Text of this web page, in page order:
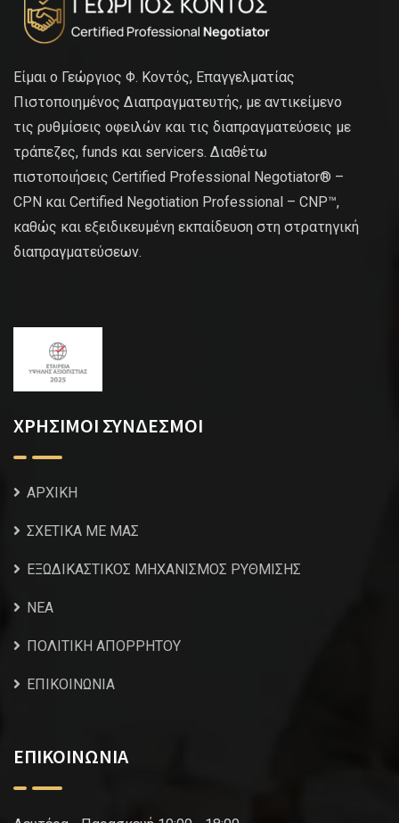
Είμαι ο Γεώργιος Φ. Κοντός, Επαγγελματίας
Πιστοποιημένος Διαπραγματευτής, με αντικείμενο
τις ρυθμίσεις οφειλών και τις διαπραγματεύσεις με
τράπεζες, funds και servicers. Διαθέτω
πιστοποιήσεις Certified Professional Negotiator® –
CPN και Certified Negotiation Professional – CNP™,
καθώς και εξειδικευμένη εκπαίδευση στη στρατηγική
διαπραγματεύσεων.
ΧΡΗΣΙΜΟΙ ΣΥΝΔΕΣΜΟΙ
ΑΡΧΙΚΗ
ΣΧΕΤΙΚΑ ΜΕ ΜΑΣ
ΕΞΩΔΙΚΑΣΤΙΚΟΣ ΜΗΧΑΝΙΣΜΟΣ ΡΥΘΜΙΣΗΣ
NEA
ΠΟΛΙΤΙΚΗ ΑΠΟΡΡΗΤΟΥ
ΕΠΙΚΟΙΝΩΝΙΑ
ΕΠΙΚΟΙΝΩΝΙΑ